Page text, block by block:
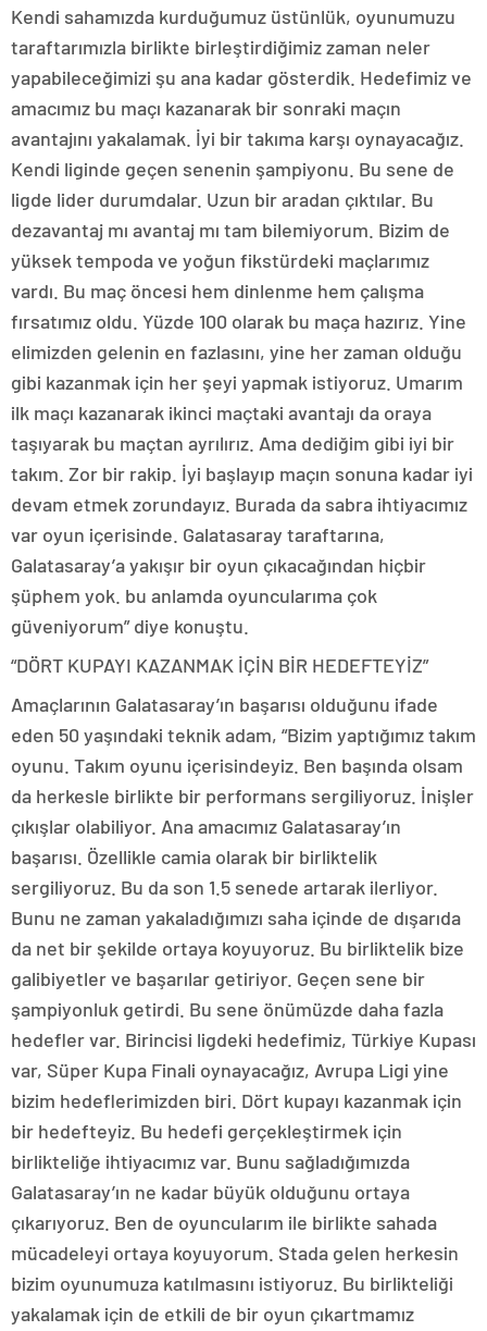
Kendi sahamızda kurduğumuz üstünlük, oyunumuzu
taraftarımızla birlikte birleştirdiğimiz zaman neler
yapabileceğimizi şu ana kadar gösterdik. Hedefimiz ve
amacımız bu maçı kazanarak bir sonraki maçın
avantajını yakalamak. İyi bir takıma karşı oynayacağız.
Kendi liginde geçen senenin şampiyonu. Bu sene de
ligde lider durumdalar. Uzun bir aradan çıktılar. Bu
dezavantaj mı avantaj mı tam bilemiyorum. Bizim de
yüksek tempoda ve yoğun fikstürdeki maçlarımız
vardı. Bu maç öncesi hem dinlenme hem çalışma
fırsatımız oldu. Yüzde 100 olarak bu maça hazırız. Yine
elimizden gelenin en fazlasını, yine her zaman olduğu
gibi kazanmak için her şeyi yapmak istiyoruz. Umarım
ilk maçı kazanarak ikinci maçtaki avantajı da oraya
taşıyarak bu maçtan ayrılırız. Ama dediğim gibi iyi bir
takım. Zor bir rakip. İyi başlayıp maçın sonuna kadar iyi
devam etmek zorundayız. Burada da sabra ihtiyacımız
var oyun içerisinde. Galatasaray taraftarına,
Galatasaray’a yakışır bir oyun çıkacağından hiçbir
şüphem yok. bu anlamda oyuncularıma çok
güveniyorum” diye konuştu.
“DÖRT KUPAYI KAZANMAK İÇİN BİR HEDEFTEYİZ”
Amaçlarının Galatasaray’ın başarısı olduğunu ifade
eden 50 yaşındaki teknik adam, “Bizim yaptığımız takım
oyunu. Takım oyunu içerisindeyiz. Ben başında olsam
da herkesle birlikte bir performans sergiliyoruz. İnişler
çıkışlar olabiliyor. Ana amacımız Galatasaray’ın
başarısı. Özellikle camia olarak bir birliktelik
sergiliyoruz. Bu da son 1.5 senede artarak ilerliyor.
Bunu ne zaman yakaladığımızı saha içinde de dışarıda
da net bir şekilde ortaya koyuyoruz. Bu birliktelik bize
galibiyetler ve başarılar getiriyor. Geçen sene bir
şampiyonluk getirdi. Bu sene önümüzde daha fazla
hedefler var. Birincisi ligdeki hedefimiz, Türkiye Kupası
var, Süper Kupa Finali oynayacağız, Avrupa Ligi yine
bizim hedeflerimizden biri. Dört kupayı kazanmak için
bir hedefteyiz. Bu hedefi gerçekleştirmek için
birlikteliğe ihtiyacımız var. Bunu sağladığımızda
Galatasaray’ın ne kadar büyük olduğunu ortaya
çıkarıyoruz. Ben de oyuncularım ile birlikte sahada
mücadeleyi ortaya koyuyorum. Stada gelen herkesin
bizim oyunumuza katılmasını istiyoruz. Bu birlikteliği
yakalamak için de etkili de bir oyun çıkartmamız